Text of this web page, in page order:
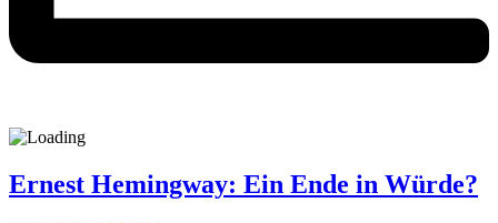
Ernest Hemingway: Ein Ende in Würde?